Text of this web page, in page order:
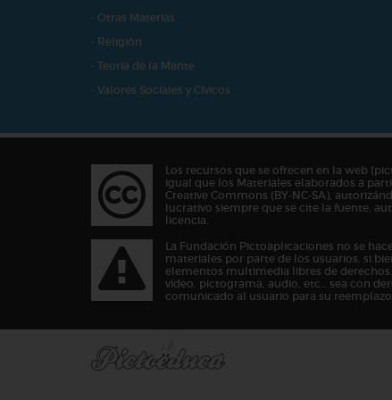
- Otras Materias
- Religión
- Teoría de la Mente
- Valores Sociales y Cívicos
Los recursos que se ofrecen en la web
igual que los Materiales elaborados a
Creative Commons (BY-NC-SA),
lucrativo siempre que se cite la fuente,
licencia.
La Fundación Pictoaplicaciones no se
materiales por parte de los usuarios, si
elementos multimedia libres de
vídeo, pictograma, audio, etc… sea con
comunicado al usuario para su reemplazo.